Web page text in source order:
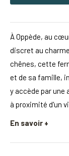
À Oppède, au
discret au
chênes, cette
et de sa famille,
y accède par une
à proximité d'un
En savoir +